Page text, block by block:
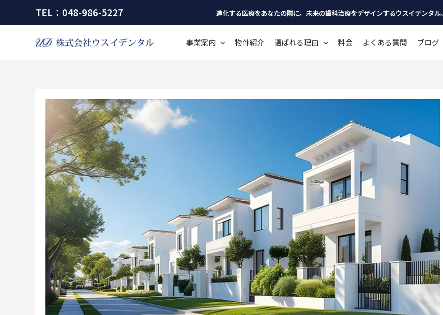
TEL：048-986-5227 進化する医療をあなたの隣に。未来の歯科治療をデザインするウスイデンタル。
事業案内 物件紹介 選ばれる理由 料金 よくある質問 ブログ